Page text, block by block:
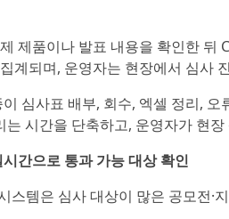
제품이나 발표 내용을 확인한 뒤
계되며, 운영자는 현장에서 심사
심사표 배부, 회수, 엑셀 정리,
는 시간을 단축하고, 운영자가 현
간으로 통과 가능 대상 확인
스템은 심사 대상이 많은 공모전·